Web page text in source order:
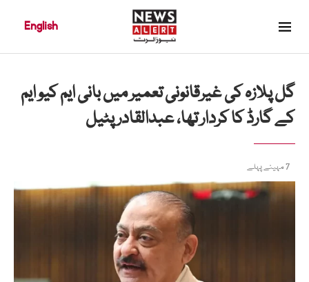
English
گل پلازہ کی غیرقانونی تعمیر میں بانی ایم کیو ایم
کے گارڈ کا کردار تھا، عبدالقادر پٹیل
7 مہینے پہلے